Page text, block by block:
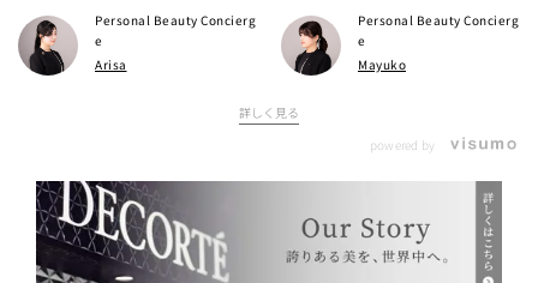
の順番👀】Personal Beauty Concierg
e
Arisa
シーラー【トーンパーフェクテ
ィング パレット】を使ったメイク
直し方法をご提案いたします。
Personal Beauty Concierg
e
Mayuko
詳しく見る
powered by